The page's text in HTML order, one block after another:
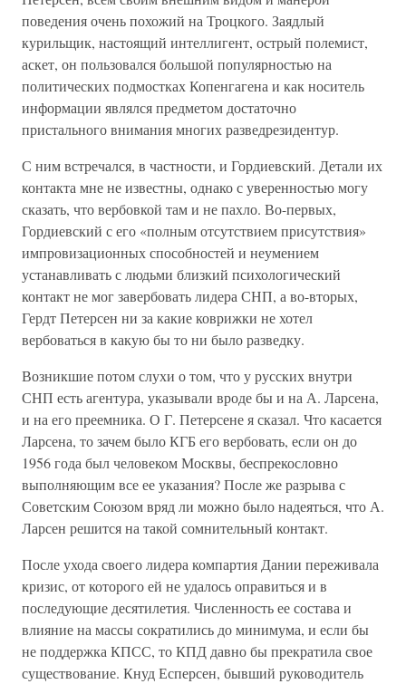
поведения очень похожий на Троцкого. Заядлый
курильщик, настоящий интеллигент, острый полемист,
аскет, он пользовался большой популярностью на
политических подмостках Копенгагена и как носитель
информации являлся предметом достаточно
пристального внимания многих разведрезидентур.
С ним встречался, в частности, и Гордиевский. Детали их
контакта мне не известны, однако с уверенностью могу
сказать, что вербовкой там и не пахло. Во-первых,
Гордиевский с его «полным отсутствием присутствия»
импровизационных способностей и неумением
устанавливать с людьми близкий психологический
контакт не мог завербовать лидера СНП, а во-вторых,
Гердт Петерсен ни за какие коврижки не хотел
вербоваться в какую бы то ни было разведку.
Возникшие потом слухи о том, что у русских внутри
СНП есть агентура, указывали вроде бы и на А. Ларсена,
и на его преемника. О Г. Петерсене я сказал. Что касается
Ларсена, то зачем было КГБ его вербовать, если он до
1956 года был человеком Москвы, беспрекословно
выполняющим все ее указания? После же разрыва с
Советским Союзом вряд ли можно было надеяться, что А.
Ларсен решится на такой сомнительный контакт.
После ухода своего лидера компартия Дании переживала
кризис, от которого ей не удалось оправиться и в
последующие десятилетия. Численность ее состава и
влияние на массы сократились до минимума, и если бы
не поддержка КПСС, то КПД давно бы прекратила свое
существование. Кнуд Есперсен, бывший руководитель